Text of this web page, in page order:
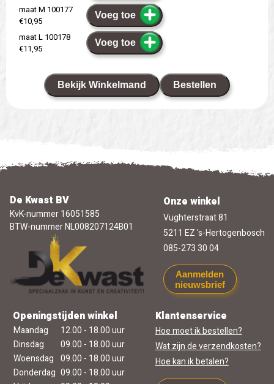
maat M 100177
€10,95
Voeg toe
maat L 100178
€11,95
Voeg toe
Bekijk Winkelmand Bestellen
De Kwast BV
KvK-nummer 16051585
BTW-nummer NL008207124B01
Onze winkel
Vughterstraat 81
5211 EZ 's-Hertogenbosch
085-273 30 04
Aanmelden
nieuwsbrief
Openingstijden winkel
Maandag
12.00 - 18.00 uur
Dinsdag
09.00 - 18.00 uur
Woensdag 09.00 - 18.00 uur
Donderdag 09.00 - 18.00 uur
Klantenservice
Hoe moet ik bestellen?
Wat zijn de verzendkosten?
Hoe kan ik betalen?